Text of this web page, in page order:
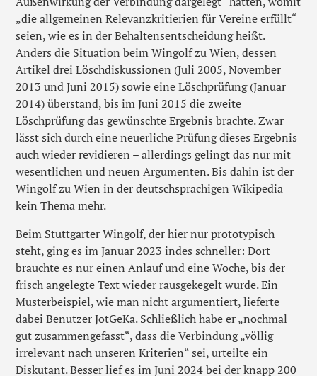
„die allgemeinen Relevanzkritierien für Vereine erfüllt“
seien, wie es in der Behaltensentscheidung heißt.
Anders die Situation beim Wingolf zu Wien, dessen
Artikel drei Löschdiskussionen (Juli 2005, November
2013 und Juni 2015) sowie eine Löschprüfung (Januar
2014) überstand, bis im Juni 2015 die zweite
Löschprüfung das gewünschte Ergebnis brachte. Zwar
lässt sich durch eine neuerliche Prüfung dieses Ergebnis
auch wieder revidieren – allerdings gelingt das nur mit
wesentlichen und neuen Argumenten. Bis dahin ist der
Wingolf zu Wien in der deutschsprachigen Wikipedia
kein Thema mehr.
Beim Stuttgarter Wingolf, der hier nur prototypisch
steht, ging es im Januar 2023 indes schneller: Dort
brauchte es nur einen Anlauf und eine Woche, bis der
frisch angelegte Text wieder rausgekegelt wurde. Ein
Musterbeispiel, wie man nicht argumentiert, lieferte
dabei Benutzer JotGeKa. Schließlich habe er „nochmal
gut zusammengefasst“, dass die Verbindung „völlig
irrelevant nach unseren Kriterien“ sei, urteilte ein
Diskutant. Besser lief es im Juni 2024 bei der knapp 200